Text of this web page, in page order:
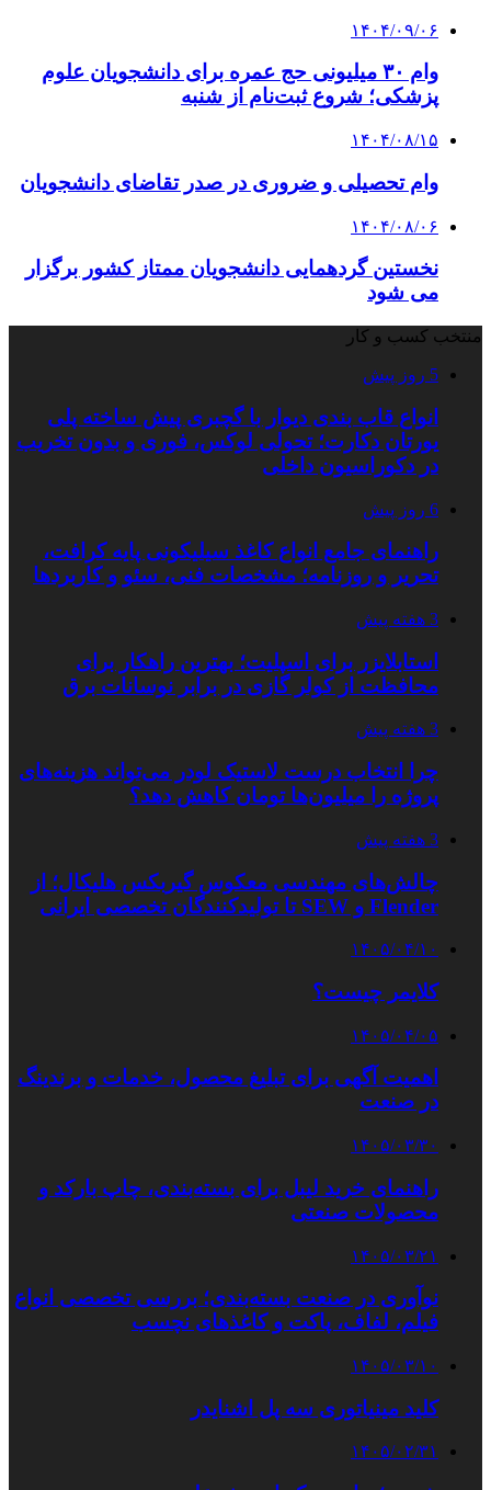
۱۴۰۴/۰۹/۰۶
وام ۳۰ میلیونی حج عمره برای دانشجویان علوم
پزشکی؛ شروع ثبت‌نام از شنبه
۱۴۰۴/۰۸/۱۵
وام تحصیلی و ضروری در صدر تقاضای دانشجویان
۱۴۰۴/۰۸/۰۶
نخستین گردهمایی دانشجویان ممتاز کشور برگزار
می شود
منتخب کسب و کار
5 روز پیش
انواع قاب بندی دیوار با گچبری پیش ساخته پلی
یورتان دکارت؛ تحولی لوکس، فوری و بدون تخریب
در دکوراسیون داخلی
6 روز پیش
راهنمای جامع انواع کاغذ سیلیکونی پایه کرافت،
تحریر و روزنامه؛ مشخصات فنی، سئو و کاربردها
3 هفته پیش
استابلایزر برای اسپلیت؛ بهترین راهکار برای
محافظت از کولر گازی در برابر نوسانات برق
3 هفته پیش
چرا انتخاب درست لاستیک لودر می‌تواند هزینه‌های
پروژه را میلیون‌ها تومان کاهش دهد؟
3 هفته پیش
چالش‌های مهندسی معکوس گیربکس هلیکال؛ از
Flender و SEW تا تولیدکنندگان تخصصی ایرانی
۱۴۰۵/۰۴/۱۰
کلایمر چیست؟
۱۴۰۵/۰۴/۰۵
اهمیت آگهی برای تبلیغ محصول، خدمات و برندینگ
در صنعت
۱۴۰۵/۰۳/۳۰
راهنمای خرید لیبل برای بسته‌بندی، چاپ بارکد و
محصولات صنعتی
۱۴۰۵/۰۳/۲۱
نوآوری در صنعت بسته‌بندی؛ بررسی تخصصی انواع
فیلم، لفاف، پاکت و کاغذهای نچسب
۱۴۰۵/۰۳/۱۰
کلید مینیاتوری سه پل اشنایدر
۱۴۰۵/۰۲/۳۱